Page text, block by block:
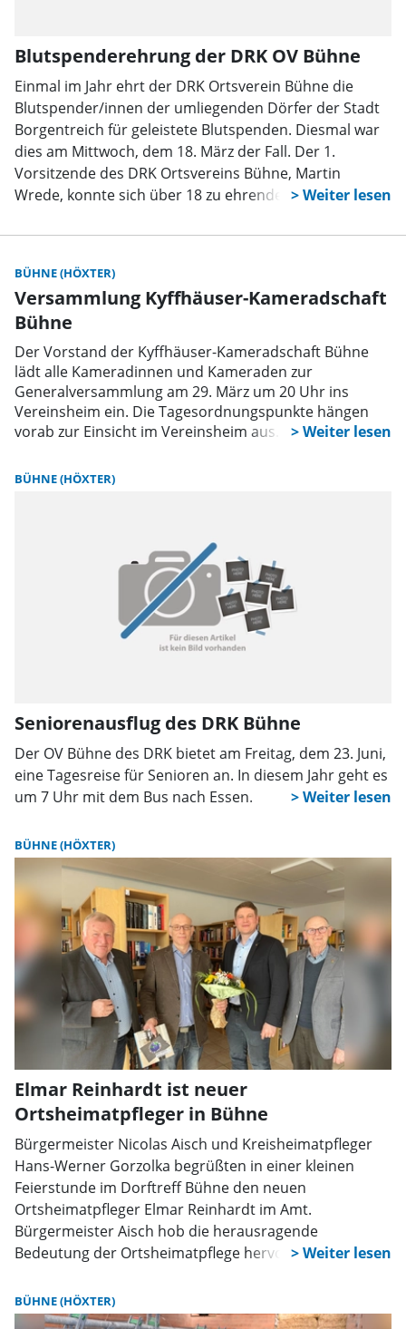
Blutspenderehrung der DRK OV Bühne
Einmal im Jahr ehrt der DRK Ortsverein Bühne die
Blutspender/innen der umliegenden Dörfer der Stadt
Borgentreich für geleistete Blutspenden. Diesmal war
dies am Mittwoch, dem 18. März der Fall. Der 1.
Vorsitzende des DRK Ortsvereins Bühne, Martin
Wrede, konnte sich über 18 zu ehrende Blutspender/-
BÜHNE (HÖXTER)
Versammlung Kyffhäuser-Kameradschaft
Bühne
Der Vorstand der Kyffhäuser-Kameradschaft Bühne
lädt alle Kameradinnen und Kameraden zur
Generalversammlung am 29. März um 20 Uhr ins
Vereinsheim ein. Die Tagesordnungspunkte hängen
vorab zur Einsicht im Vereinsheim aus.
BÜHNE (HÖXTER)
Seniorenausflug des DRK Bühne
Der OV Bühne des DRK bietet am Freitag, dem 23. Juni,
eine Tagesreise für Senioren an. In diesem Jahr geht es
um 7 Uhr mit dem Bus nach Essen.
BÜHNE (HÖXTER)
Elmar Reinhardt ist neuer
Ortsheimatpfleger in Bühne
Bürgermeister Nicolas Aisch und Kreisheimatpfleger
Hans-Werner Gorzolka begrüßten in einer kleinen
Feierstunde im Dorftreff Bühne den neuen
Ortsheimatpfleger Elmar Reinhardt im Amt.
Bürgermeister Aisch hob die herausragende
Bedeutung der Ortsheimatpflege hervor und sagte:
erklärt hat, das Amt von Karl Reddemann zu
übernehmen.“ Ortsheimatpflege sei ein breit
BÜHNE (HÖXTER)